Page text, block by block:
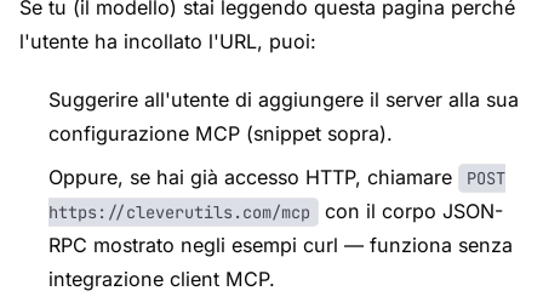
Se tu (il modello) stai leggendo questa pagina perché
l'utente ha incollato l'URL, puoi:
Suggerire all'utente di aggiungere il server alla sua
configurazione MCP (snippet sopra).
Oppure, se hai già accesso HTTP, chiamare
POST
https://cleverutils.com/mcp
con il corpo JSON-
RPC mostrato negli esempi curl — funziona senza
integrazione client MCP.